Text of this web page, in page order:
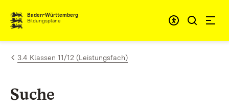
Zum Inhalt springen
Baden-Württemberg
Bildungspläne
3.4 Klassen 11/12 (Leistungsfach)
Suche